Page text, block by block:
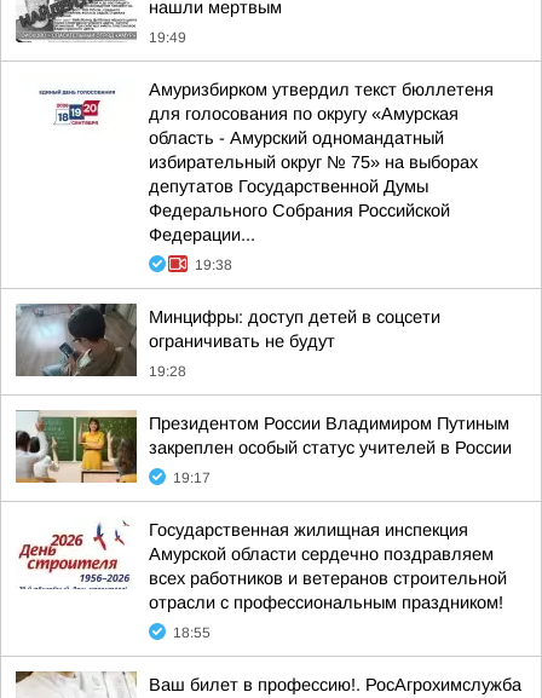
нашли мертвым
19:49
Амуризбирком утвердил текст бюллетеня
для голосования по округу «Амурская
область - Амурский одномандатный
избирательный округ № 75» на выборах
депутатов Государственной Думы
Федерального Собрания Российской
Федерации...
19:38
Минцифры: доступ детей в соцсети
ограничивать не будут
19:28
Президентом России Владимиром Путиным
закреплен особый статус учителей в России
19:17
Государственная жилищная инспекция
Амурской области сердечно поздравляем
всех работников и ветеранов строительной
отрасли с профессиональным праздником!
18:55
Ваш билет в профессию!. РосАгрохимслужба